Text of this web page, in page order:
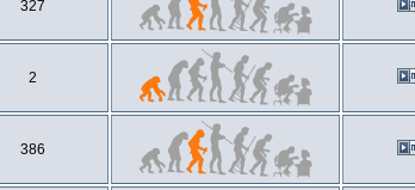
327
2
386